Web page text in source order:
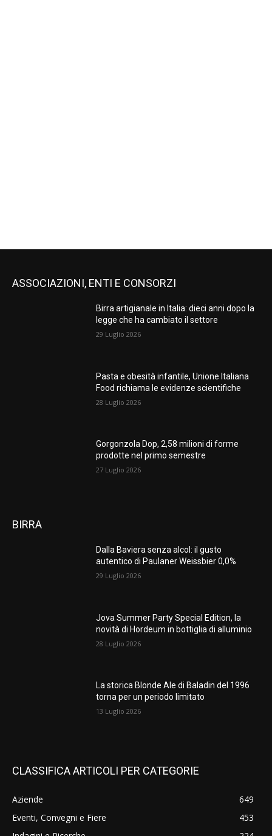
ASSOCIAZIONI, ENTI E CONSORZI
Birra artigianale in Italia: dieci anni dopo la
legge che ha cambiato il settore
29 Luglio 2026
Pasta e obesità infantile, Unione Italiana
Food richiama le evidenze scientifiche
28 Luglio 2026
Gorgonzola Dop, 2,58 milioni di forme
prodotte nel primo semestre
27 Luglio 2026
BIRRA
Dalla Baviera senza alcol: il gusto
autentico di Paulaner Weissbier 0,0%
29 Luglio 2026
Jova Summer Party Special Edition, la
novità di Hordeum in bottiglia di alluminio
28 Luglio 2026
La storica Blonde Ale di Baladin del 1996
torna per un periodo limitato
13 Luglio 2026
CLASSIFICA ARTICOLI PER CATEGORIE
Aziende
649
Eventi, Convegni e Fiere
453